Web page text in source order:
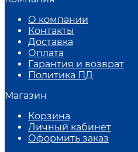
О компании
Контакты
Доставка
Оплата
Гарантия и возврат
Политика ПД
Магазин
Корзина
Личный кабинет
Оформить заказ